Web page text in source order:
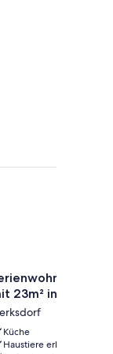
App.
23m² in
Küche
Haustiere erlaubt
App.